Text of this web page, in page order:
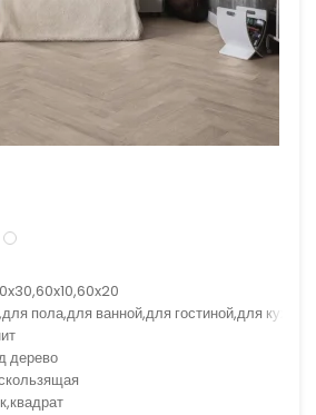
пола,для ванной,для гостиной,для кухни
дерево